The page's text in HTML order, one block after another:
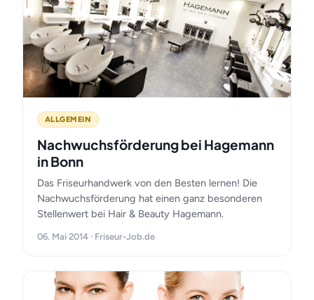
ALLGEMEIN
Nachwuchsförderung bei Hagemann
in Bonn
Das Friseurhandwerk von den Besten lernen! Die
Nachwuchsförderung hat einen ganz besonderen
Stellenwert bei Hair & Beauty Hagemann.
06. Mai 2014 · Friseur-Job.de